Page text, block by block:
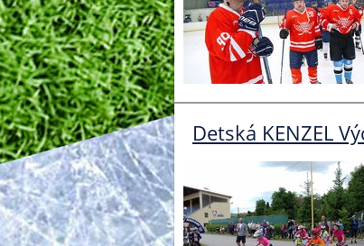
Detská KENZEL